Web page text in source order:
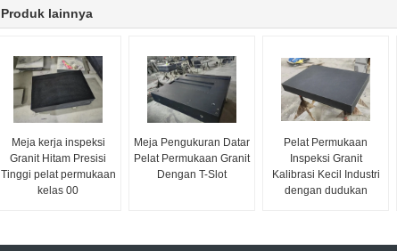
Produk lainnya
Meja kerja inspeksi
Granit Hitam Presisi
Tinggi pelat permukaan
kelas 00
Meja Pengukuran Datar
Pelat Permukaan Granit
Dengan T-Slot
Pelat Permukaan
Inspeksi Granit
Kalibrasi Kecil Industri
dengan dudukan